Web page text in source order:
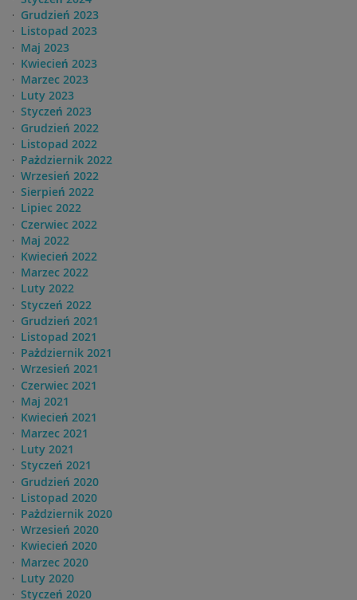
Grudzień 2023
Listopad 2023
Maj 2023
Kwiecień 2023
Marzec 2023
Luty 2023
Styczeń 2023
Grudzień 2022
Listopad 2022
Pażdziernik 2022
Wrzesień 2022
Sierpień 2022
Lipiec 2022
Czerwiec 2022
Maj 2022
Kwiecień 2022
Marzec 2022
Luty 2022
Styczeń 2022
Grudzień 2021
Listopad 2021
Pażdziernik 2021
Wrzesień 2021
Czerwiec 2021
Maj 2021
Kwiecień 2021
Marzec 2021
Luty 2021
Styczeń 2021
Grudzień 2020
Listopad 2020
Pażdziernik 2020
Wrzesień 2020
Kwiecień 2020
Marzec 2020
Luty 2020
Styczeń 2020